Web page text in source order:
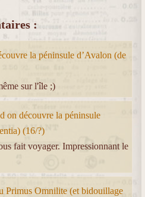
:
la péninsule d’Avalon (de
sur l'île ;)
on découvre la péninsule
(16/?)
fait voyager. Impressionnant le
Primus Omnilite (et bidouillage